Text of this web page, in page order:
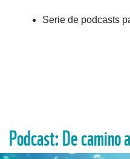
Serie de podcasts
Podcast: De camino